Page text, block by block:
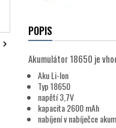

POPIS
Akumulátor 18650 je
Aku Li-Ion
Typ 18650
napětí 3,7V
kapacita 2600 mAh
nabíjení v nabíječce